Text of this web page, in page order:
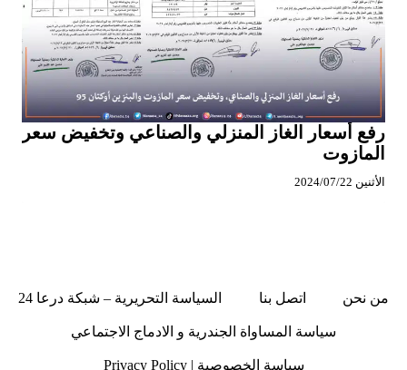
رفع أسعار الغاز المنزلي والصناعي وتخفيض سعر
المازوت
الأثنين 2024/07/22
من نحن اتصل بنا السياسة التحريرية – شبكة درعا 24
سياسة المساواة الجندرية و الادماج الاجتماعي
سياسة الخصوصية | Privacy Policy